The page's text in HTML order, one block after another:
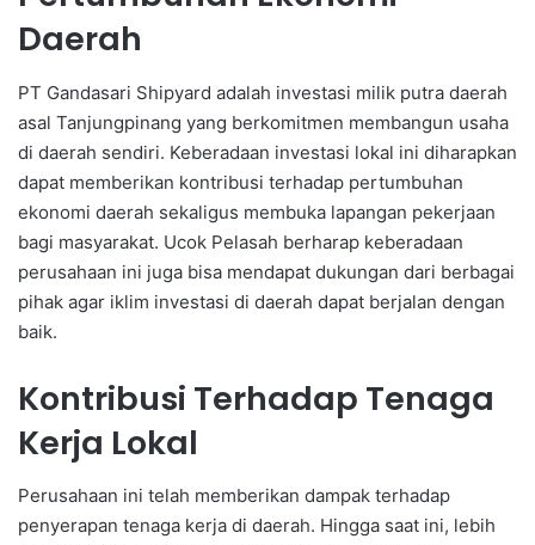
Daerah
PT Gandasari Shipyard adalah investasi milik putra daerah
asal Tanjungpinang yang berkomitmen membangun usaha
di daerah sendiri. Keberadaan investasi lokal ini diharapkan
dapat memberikan kontribusi terhadap pertumbuhan
ekonomi daerah sekaligus membuka lapangan pekerjaan
bagi masyarakat. Ucok Pelasah berharap keberadaan
perusahaan ini juga bisa mendapat dukungan dari berbagai
pihak agar iklim investasi di daerah dapat berjalan dengan
baik.
Kontribusi Terhadap Tenaga
Kerja Lokal
Perusahaan ini telah memberikan dampak terhadap
penyerapan tenaga kerja di daerah. Hingga saat ini, lebih